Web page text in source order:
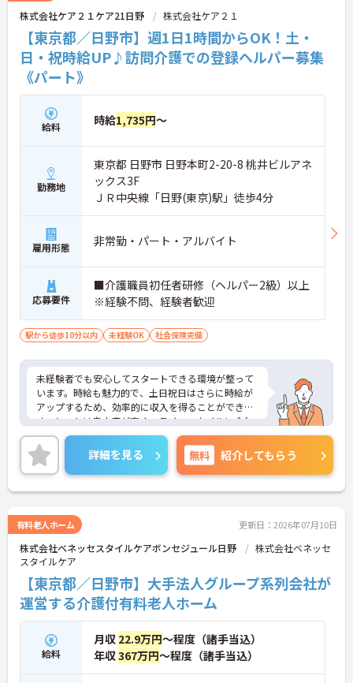
株式会社ケア２１ケア21日野 株式会社ケア２１
【東京都／日野市】週1日1時間からOK！土・
日・祝時給UP♪訪問介護での登録ヘルパー募集
《パート》
給料 時給1,735円～
勤務地
東京都 日野市 日野本町2-20-8 桃井ビルアネ
ックス3F
ＪＲ中央線「日野(東京)駅」徒歩4分
雇用形態 非常勤・パート・アルバイト
応募要件
■介護職員初任者研修（ヘルパー2級）以上
※経験不問、経験者歓迎
駅から徒歩10分以内 未経験OK 社会保険完備
未経験者でも安心してスタートできる環境が整って
います。時給も魅力的で、土日祝日はさらに時給が
アップするため、効率的に収入を得ることができま
す。シフトは自由度が高く、ライフスタイルに合わ
せて無理なく働けます。福利厚生も充実しており、
長く働き続けられる職場です。興味がある方はぜひ
ご応募ください。
詳細を見る 無料 紹介してもらう
有料老人ホーム 更新日：2026年07月10日
株式会社ベネッセスタイルケアボンセジュール日野
株式会社ベネッセ
スタイルケア
【東京都／日野市】大手法人グループ系列会社が
運営する介護付有料老人ホーム
給料
月収 22.9万円～程度（諸手当込）
年収367万円～程度（諸手当込）